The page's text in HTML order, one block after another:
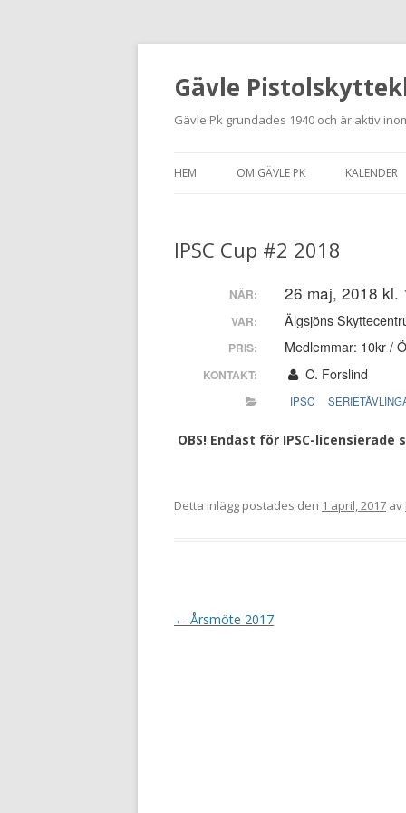
Gävle
Gävle Pk grundades 1940 och är aktiv
HEM OM GÄVLE PK
NYBÖRJARE
MEDLEMSANSÖKAN
KONTAKT
KALENDER
IPSC Cup #2 2018
NÄR: 26 maj, 2018 kl.
VAR: Älgsjöns
PRIS: Medlemmar: 10kr /
KONTAKT: C. Forslind
IPSC
OBS! Endast för IPSC-licensierade
Detta inlägg postades den 1 april, 2017 av
I← Årsmöte 2017